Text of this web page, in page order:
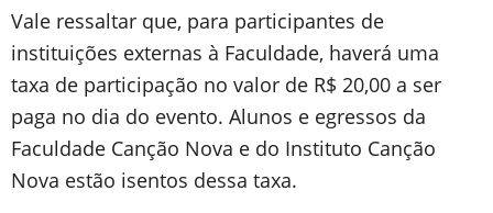
Vale ressaltar que, para participantes de
instituições externas à Faculdade, haverá uma
taxa de participação no valor de R$ 20,00 a ser
paga no dia do evento. Alunos e egressos da
Faculdade Canção Nova e do Instituto Canção
Nova estão isentos dessa taxa.